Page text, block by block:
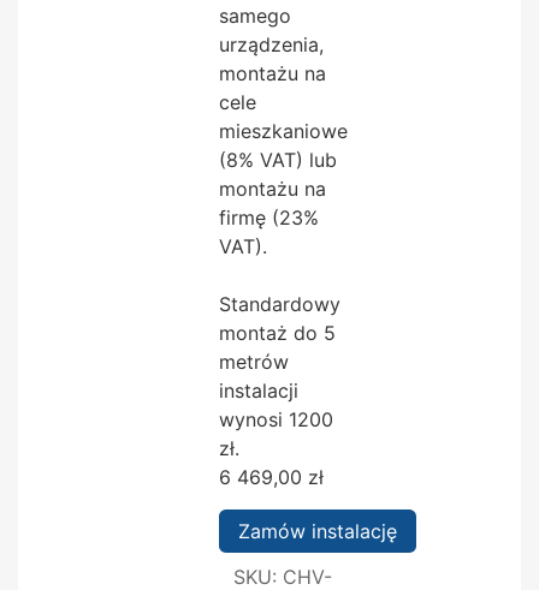
samego
urządzenia,
montażu na
cele
mieszkaniowe
(8% VAT) lub
montażu na
firmę (23%
VAT).
Standardowy
montaż do 5
metrów
instalacji
wynosi 1200
zł.
6 469,00 zł
Zamów instalację
SKU: CHV-